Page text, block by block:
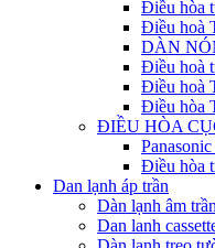
Điều hòa
Điều hoà
DÀN
Điều hoà
Điều hoà
Điều hòa
ĐIỀU HÒA
Điều hòa
Dan lạnh áp trần
Dàn lạnh âm
Dan lanh